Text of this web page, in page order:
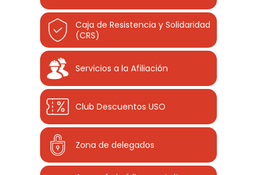
Caja de Resistencia y Solidaridad
(CRS)
Servicios a la Afiliación
Club Descuentos USO
Zona de delegados